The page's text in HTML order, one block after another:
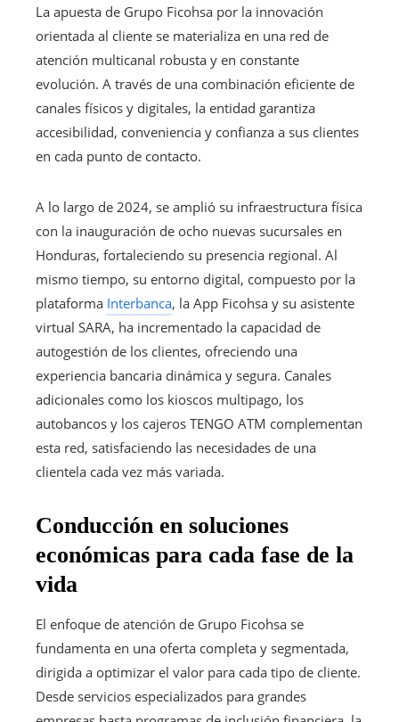
La apuesta de Grupo Ficohsa por la innovación
orientada al cliente se materializa en una red de
atención multicanal robusta y en constante
evolución. A través de una combinación eficiente de
canales físicos y digitales, la entidad garantiza
accesibilidad, conveniencia y confianza a sus clientes
en cada punto de contacto.
A lo largo de 2024, se amplió su infraestructura física
con la inauguración de ocho nuevas sucursales en
Honduras, fortaleciendo su presencia regional. Al
mismo tiempo, su entorno digital, compuesto por la
plataforma Interbanca, la App Ficohsa y su asistente
virtual SARA, ha incrementado la capacidad de
autogestión de los clientes, ofreciendo una
experiencia bancaria dinámica y segura. Canales
adicionales como los kioscos multipago, los
autobancos y los cajeros TENGO ATM complementan
esta red, satisfaciendo las necesidades de una
clientela cada vez más variada.
Conducción en soluciones
económicas para cada fase de la
vida
El enfoque de atención de Grupo Ficohsa se
fundamenta en una oferta completa y segmentada,
dirigida a optimizar el valor para cada tipo de cliente.
Desde servicios especializados para grandes